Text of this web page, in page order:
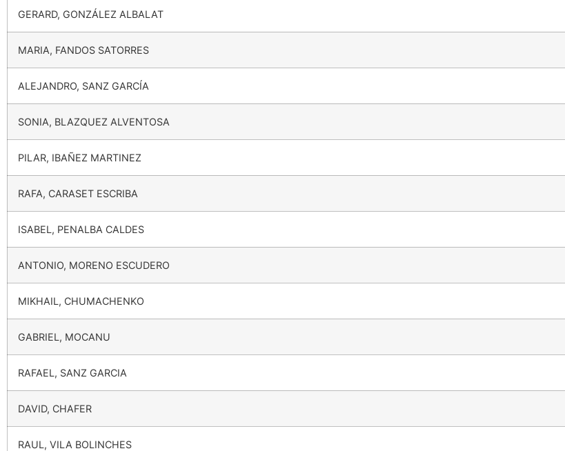
GERARD, GONZÁLEZ ALBALAT
MARIA, FANDOS SATORRES
ALEJANDRO, SANZ GARCÍA
SONIA, BLAZQUEZ ALVENTOSA
PILAR, IBAÑEZ MARTINEZ
RAFA, CARASET ESCRIBA
ISABEL, PENALBA CALDES
ANTONIO, MORENO ESCUDERO
MIKHAIL, CHUMACHENKO
GABRIEL, MOCANU
RAFAEL, SANZ GARCIA
DAVID, CHAFER
RAUL, VILA BOLINCHES